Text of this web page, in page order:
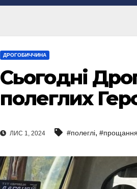
ДРОГОБИЧЧИНА
Сьогодні
полеглих
ЛИС 1, 2024 #полеглі, #прощання